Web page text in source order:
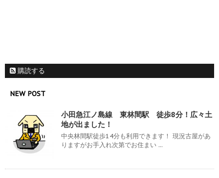
購読する
NEW POST
小田急江ノ島線 東林間駅 徒歩8分！広々土
地が出ました！
中央林間駅徒歩14分も利用できます！ 現況古屋があ
りますがお手入れ次第でお住まい ...